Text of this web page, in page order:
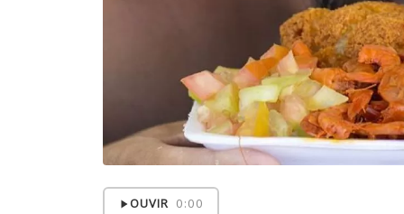
OUVIR 0:00